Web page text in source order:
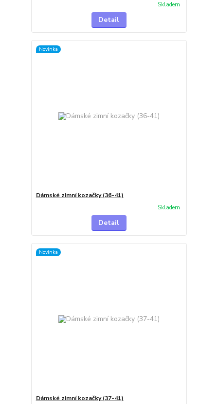
Skladem
Detail
Novinka
Dámské zimní kozačky (36-41)
Skladem
Detail
Novinka
Dámské zimní kozačky (37-41)